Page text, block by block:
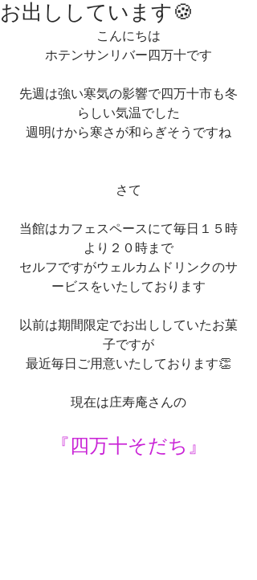
お出ししています🍪
こんにちは
ホテンサンリバー四万十です
先週は強い寒気の影響で四万十市も冬
らしい気温でした
週明けから寒さが和らぎそうですね
さて
当館はカフェスペースにて毎日１５時
より２０時まで
セルフですがウェルカムドリンクのサ
ービスをいたしております
以前は期間限定でお出ししていたお菓
子ですが
最近毎日ご用意いたしております👏
現在は庄寿庵さんの
『四万十そだち』